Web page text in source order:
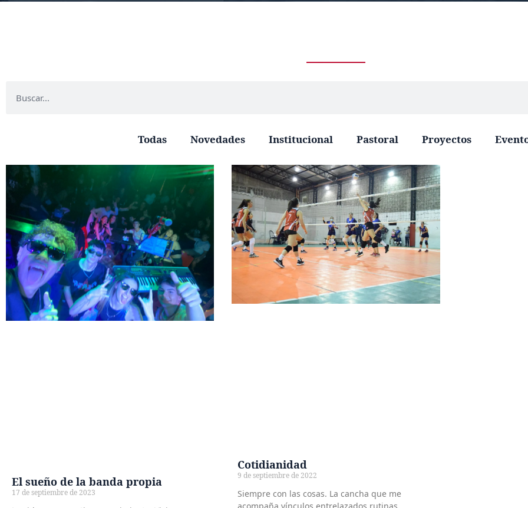
Todas Novedades Institucional Pastoral Proyectos
El sueño de la banda propia
17 de septiembre de 2023
Cotidianidad
9 de septiembre de 2022
Siempre con las cosas. La cancha que me